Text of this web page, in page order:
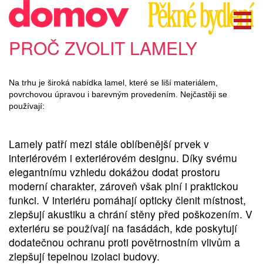
PROČ ZVOLIT LAMELY
Lamely patří mezi stále oblíbenější prvek v
interiérovém i exteriérovém designu. Díky svému
elegantnímu vzhledu dokážou dodat prostoru
moderní charakter, zároveň však plní i praktickou
funkci. V interiéru pomáhají opticky členit místnost,
zlepšují akustiku a chrání stěny před poškozením. V
exteriéru se používají na fasádách, kde poskytují
dodatečnou ochranu proti povětrnostním vlivům a
zlepšují tepelnou izolaci budovy.
Na trhu je široká nabídka lamel, které se liší materiálem,
povrchovou úpravou i barevným provedením. Nejčastěji se
používají: